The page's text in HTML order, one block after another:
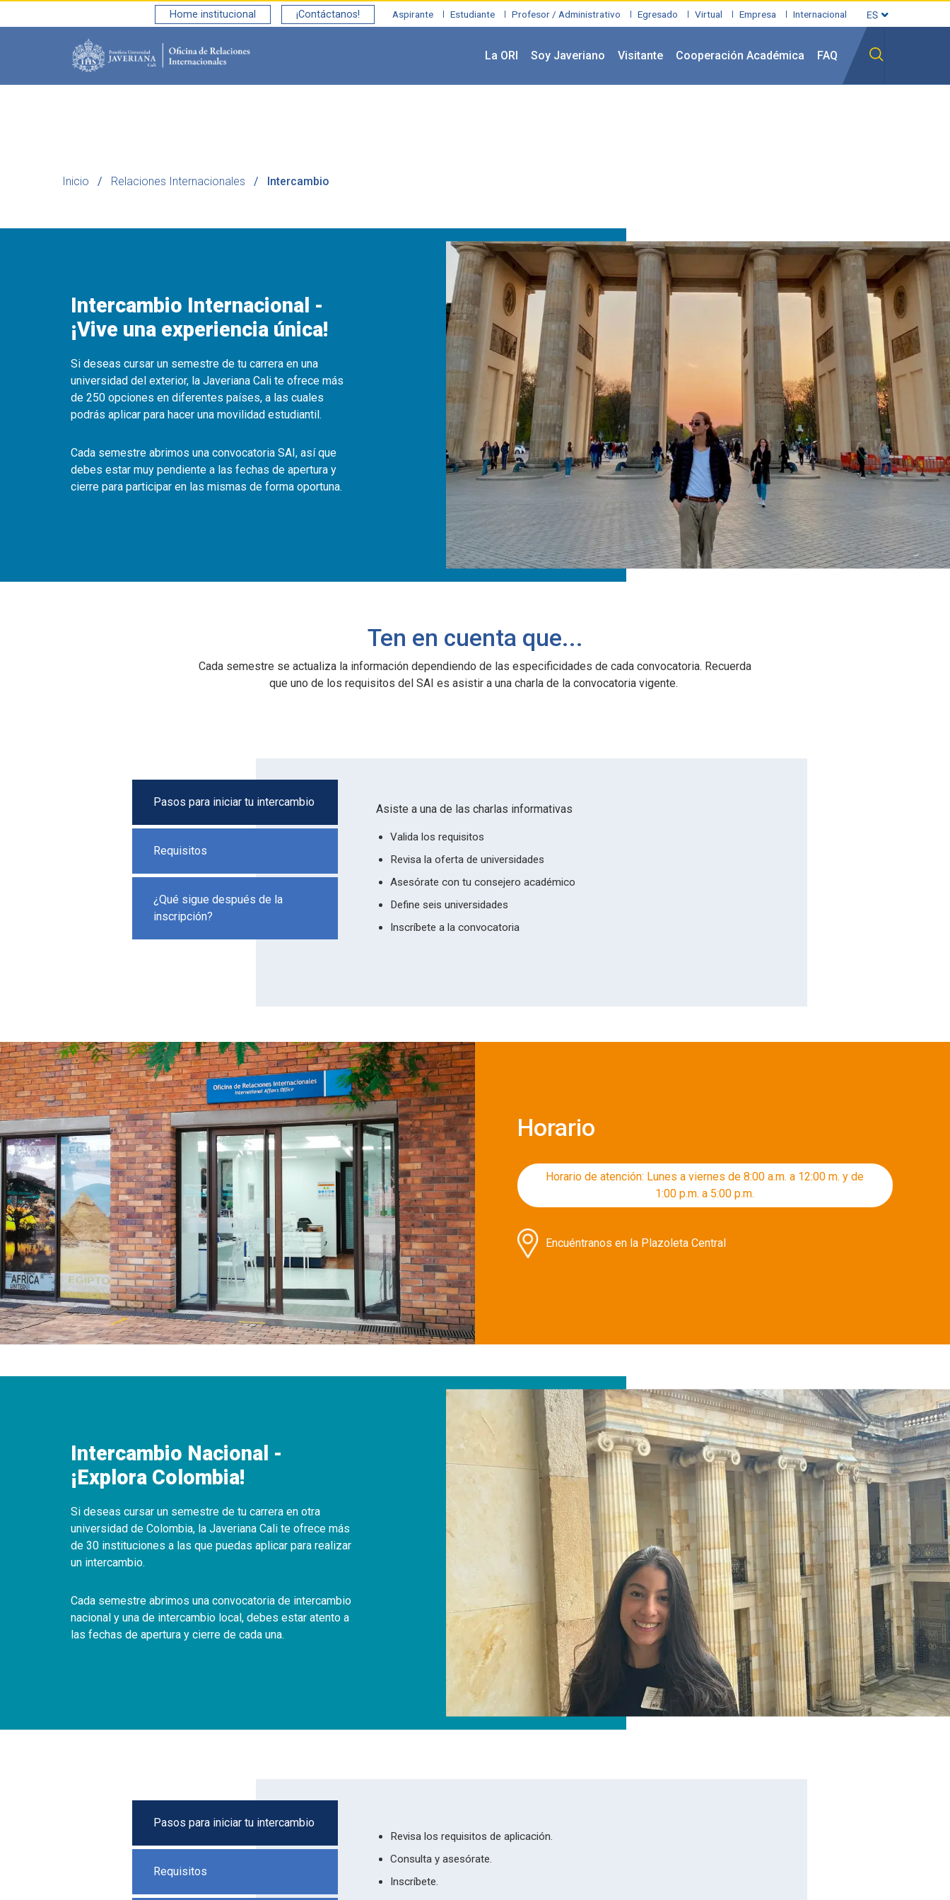
Aspirante Estudiante Profesor / Administrativo Egresado Virtual Empresa Internacional
Home institucional ¡Contáctanos!
La ORI Soy Javeriano Visitante Cooperación Académica FAQ
Inicio Relaciones Internacionales Intercambio
Intercambio Internacional -
¡Vive una experiencia única!
Si deseas cursar un semestre de tu carrera en una
universidad del exterior, la Javeriana Cali te ofrece más
de 250 opciones en diferentes países, a las cuales
podrás aplicar para hacer una movilidad estudiantil.
Cada semestre abrimos una convocatoria SAI, así que
debes estar muy pendiente a las fechas de apertura y
cierre para participar en las mismas de forma oportuna.
Ten en cuenta que...
Cada semestre se actualiza la información dependiendo de las especificidades de cada convocatoria. Recuerda
que uno de los requisitos del SAI es asistir a una charla de la convocatoria vigente.
Pasos para iniciar tu intercambio
Asiste a una de las charlas informativas
Valida los requisitos
Revisa la oferta de universidades
Asesórate con tu consejero académico
Define seis universidades
Inscríbete a la convocatoria
Requisitos
¿Qué sigue después de la
inscripción?
Horario
Horario de atención: Lunes a viernes de 8:00 a.m. a 12:00 m. y de
1:00 p.m. a 5:00 p.m.
Encuéntranos en la Plazoleta Central
Intercambio Nacional -
¡Explora Colombia!
Si deseas cursar un semestre de tu carrera en otra
universidad de Colombia, la Javeriana Cali te ofrece más
de 30 instituciones a las que puedas aplicar para realizar
un intercambio.
Cada semestre abrimos una convocatoria de intercambio
nacional y una de intercambio local, debes estar atento a
las fechas de apertura y cierre de cada una.
Pasos para iniciar tu intercambio
Revisa los requisitos de aplicación.
Consulta y asesórate.
Inscríbete.
Requisitos